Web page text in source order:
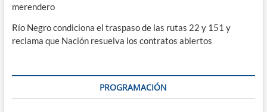
merendero
Río Negro condiciona el traspaso de las rutas 22 y 151 y
reclama que Nación resuelva los contratos abiertos
PROGRAMACIÓN